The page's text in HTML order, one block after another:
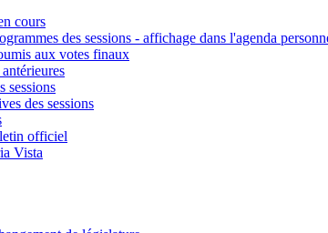
cours
des sessions - affichage dans l'agenda
aux votes finaux
antérieures
sessions
des sessions
officiel
Vista